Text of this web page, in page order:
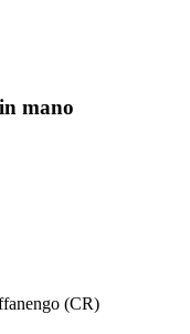
mano
(CR)